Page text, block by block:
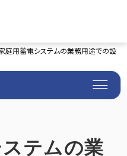
庭用蓄電システムの業務用途での設
テムの業